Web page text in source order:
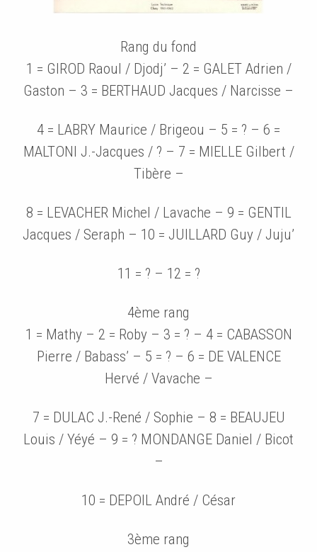
Rang du fond
1 = GIROD Raoul / Djodj’ – 2 = GALET Adrien /
Gaston – 3 = BERTHAUD Jacques / Narcisse –
4 = LABRY Maurice / Brigeou – 5 = ? – 6 =
MALTONI J.-Jacques / ? – 7 = MIELLE Gilbert /
Tibère –
8 = LEVACHER Michel / Lavache – 9 = GENTIL
Jacques / Seraph – 10 = JUILLARD Guy / Juju’
11 = ? – 12 = ?
4ème rang
1 = Mathy – 2 = Roby – 3 = ? – 4 = CABASSON
Pierre / Babass’ – 5 = ? – 6 = DE VALENCE
Hervé / Vavache –
7 = DULAC J.-René / Sophie – 8 = BEAUJEU
Louis / Yéyé – 9 = ? MONDANGE Daniel / Bicot
–
10 = DEPOIL André / César
3ème rang